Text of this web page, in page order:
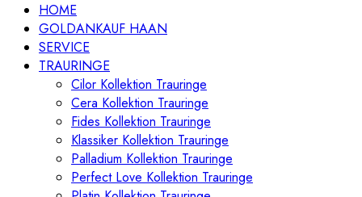
HOME
GOLDANKAUF HAAN
SERVICE
TRAURINGE
Cilor Kollektion Trauringe
Cera Kollektion Trauringe
Fides Kollektion Trauringe
Klassiker Kollektion Trauringe
Palladium Kollektion Trauringe
Perfect Love Kollektion Trauringe